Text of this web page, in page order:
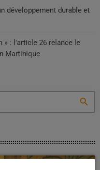
développement durable et
: l’article 26 relance le
Martinique
search